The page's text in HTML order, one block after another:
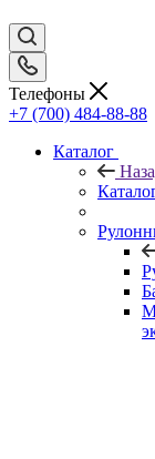
Телефоны
+7 (700) 484-88-88
Каталог